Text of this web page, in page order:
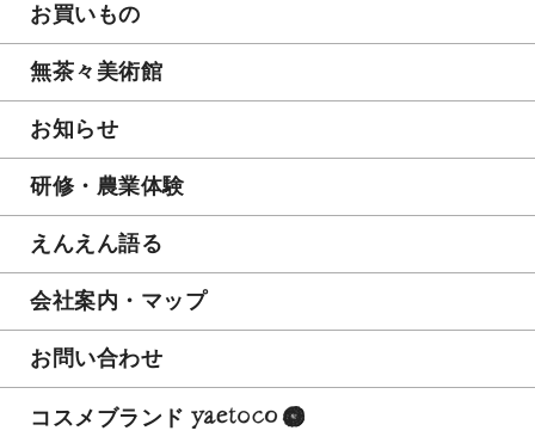
お買いもの
無茶々美術館
お知らせ
研修・農業体験
えんえん語る
会社案内・マップ
お問い合わせ
コスメブランド